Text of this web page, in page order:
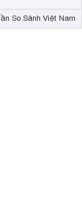
So Sánh Việt Nam